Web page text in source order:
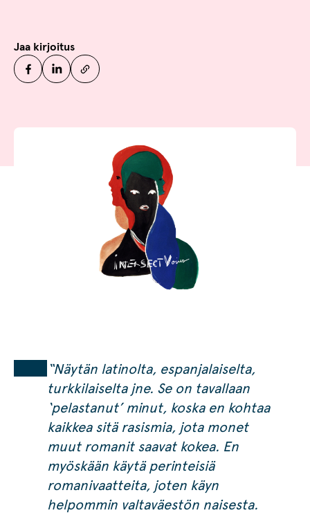
Jaa kirjoitus
“Näytän latinolta, espanjalaiselta,
turkkilaiselta jne. Se on tavallaan
‘pelastanut’ minut, koska en kohtaa
kaikkea sitä rasismia, jota monet
muut romanit saavat kokea. En
myöskään käytä perinteisiä
romanivaatteita, joten käyn
helpommin valtaväestön naisesta.